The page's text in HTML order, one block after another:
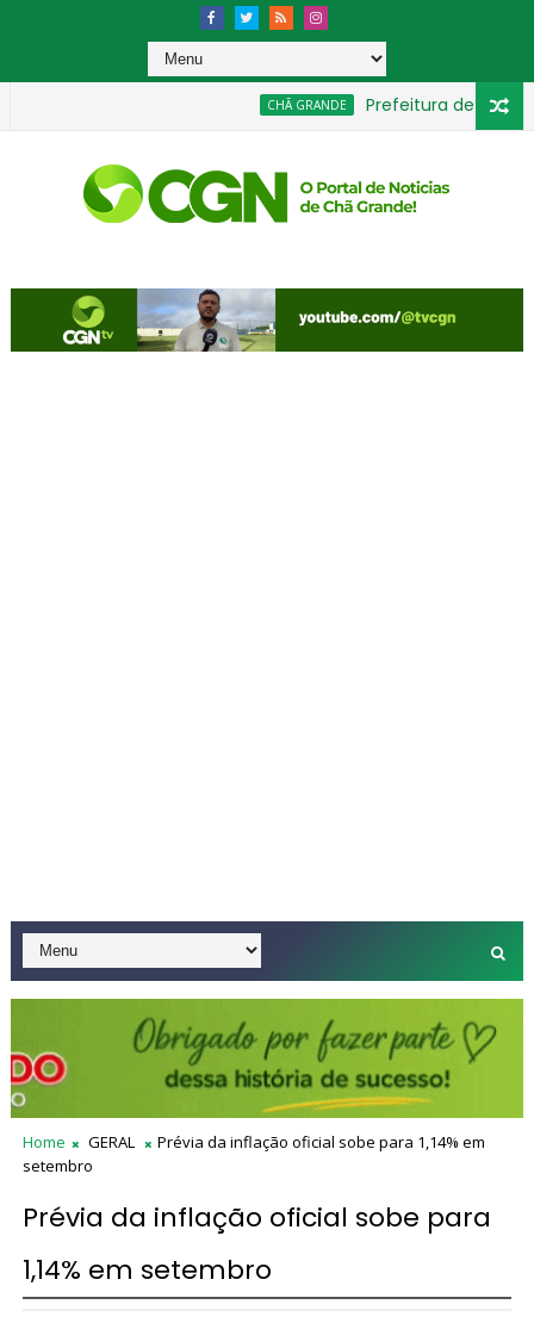
CHÃ GRANDE Prefeitura de Chã
Home GERAL
Prévia da inflação oficial sobe para 1,14% em
setembro
Prévia da inflação oficial sobe para
1,14% em setembro